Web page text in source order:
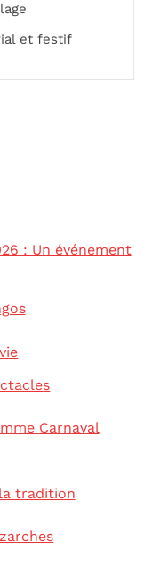
et festif
: Un événement
Carnaval
tradition